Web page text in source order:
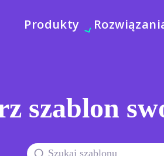
Produkty
szablon